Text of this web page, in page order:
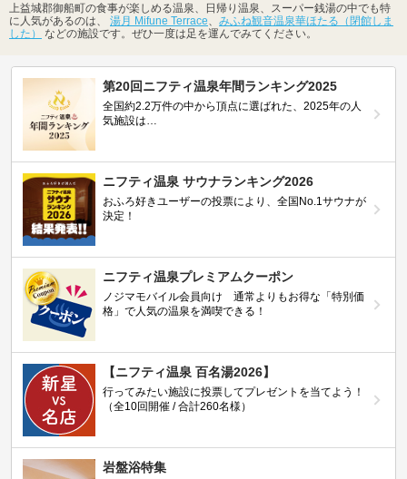
上益城郡御船町の食事が楽しめる温泉、日帰り温泉、スーパー銭湯の中でも特
に人気があるのは、 湯月 Mifune Terrace
みふね観音温泉華ほたる（閉館しま
した）
などの施設です。ぜひ一度は足を運んでみてください。
第20回ニフティ温泉年間ランキング2025
全国約2.2万件の中から頂点に選ばれた、2025年の人
気施設は…
ニフティ温泉 サウナランキング2026
おふろ好きユーザーの投票により、全国No.1サウナが
決定！
ニフティ温泉プレミアムクーポン
ノジマモバイル会員向け 通常よりもお得な「特別価
格」で人気の温泉を満喫できる！
【ニフティ温泉 百名湯2026】
行ってみたい施設に投票してプレゼントを当てよう！
（全10回開催 / 合計260名様）
岩盤浴特集